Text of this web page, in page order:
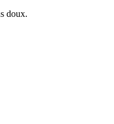
doux.